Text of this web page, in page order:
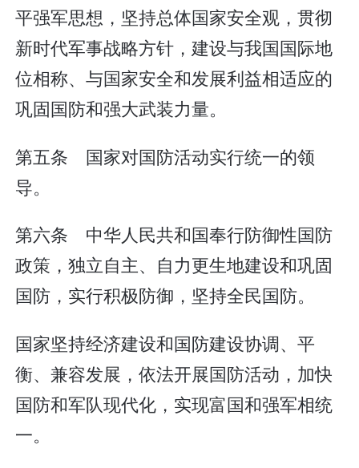
平强军思想，坚持总体国家安全观，贯彻
新时代军事战略方针，建设与我国国际地
位相称、与国家安全和发展利益相适应的
巩固国防和强大武装力量。
第五条 国家对国防活动实行统一的领
导。
第六条 中华人民共和国奉行防御性国防
政策，独立自主、自力更生地建设和巩固
国防，实行积极防御，坚持全民国防。
国家坚持经济建设和国防建设协调、平
衡、兼容发展，依法开展国防活动，加快
国防和军队现代化，实现富国和强军相统
一。